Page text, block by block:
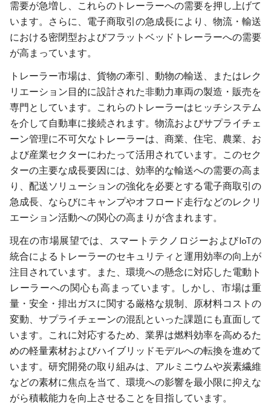
需要が急増し、これらのトレーラーへの需要を押し上げて
います。さらに、電子商取引の急成長により、物流・輸送
における密閉型およびフラットベッドトレーラーへの需要
が高まっています。
トレーラー市場は、貨物の牽引、動物の輸送、またはレク
リエーション目的に設計された非動力車両の製造・販売を
専門としています。これらのトレーラーはヒッチシステム
を介して自動車に接続されます。物流およびサプライチェ
ーン管理に不可欠なトレーラーは、商業、住宅、農業、お
よび産業セクターにわたって活用されています。このセク
ターの主要な成長要因には、効率的な輸送への需要の高ま
り、配送ソリューションの強化を必要とする電子商取引の
急成長、ならびにキャンプやオフロード走行などのレクリ
エーション活動への関心の高まりが含まれます。
現在の市場展望では、スマートテクノロジーおよびIoTの
統合によるトレーラーのセキュリティと運用効率の向上が
注目されています。また、環境への懸念に対応した電動ト
レーラーへの関心も高まっています。しかし、市場は重
量・安全・排出ガスに関する厳格な規制、原材料コストの
変動、サプライチェーンの混乱といった課題にも直面して
います。これに対応するため、業界は燃料効率を高めるた
めの軽量素材およびハイブリッドモデルへの転換を進めて
います。研究開発の取り組みは、アルミニウムや炭素繊維
などの素材に焦点を当て、環境への影響を最小限に抑えな
がら積載能力を向上させることを目指しています。